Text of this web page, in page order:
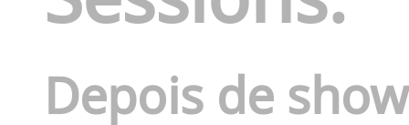
Depois de